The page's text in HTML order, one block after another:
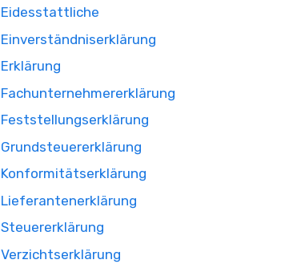
Eidesstattliche
Einverständniserklärung
Erklärung
Fachunternehmererklärung
Feststellungserklärung
Grundsteuererklärung
Konformitätserklärung
Lieferantenerklärung
Steuererklärung
Verzichtserklärung